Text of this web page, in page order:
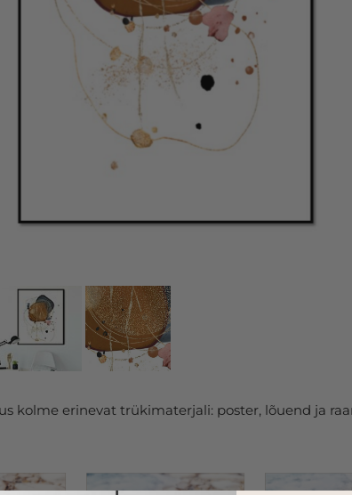
kolme erinevat trükimaterjali: poster, lõuend ja